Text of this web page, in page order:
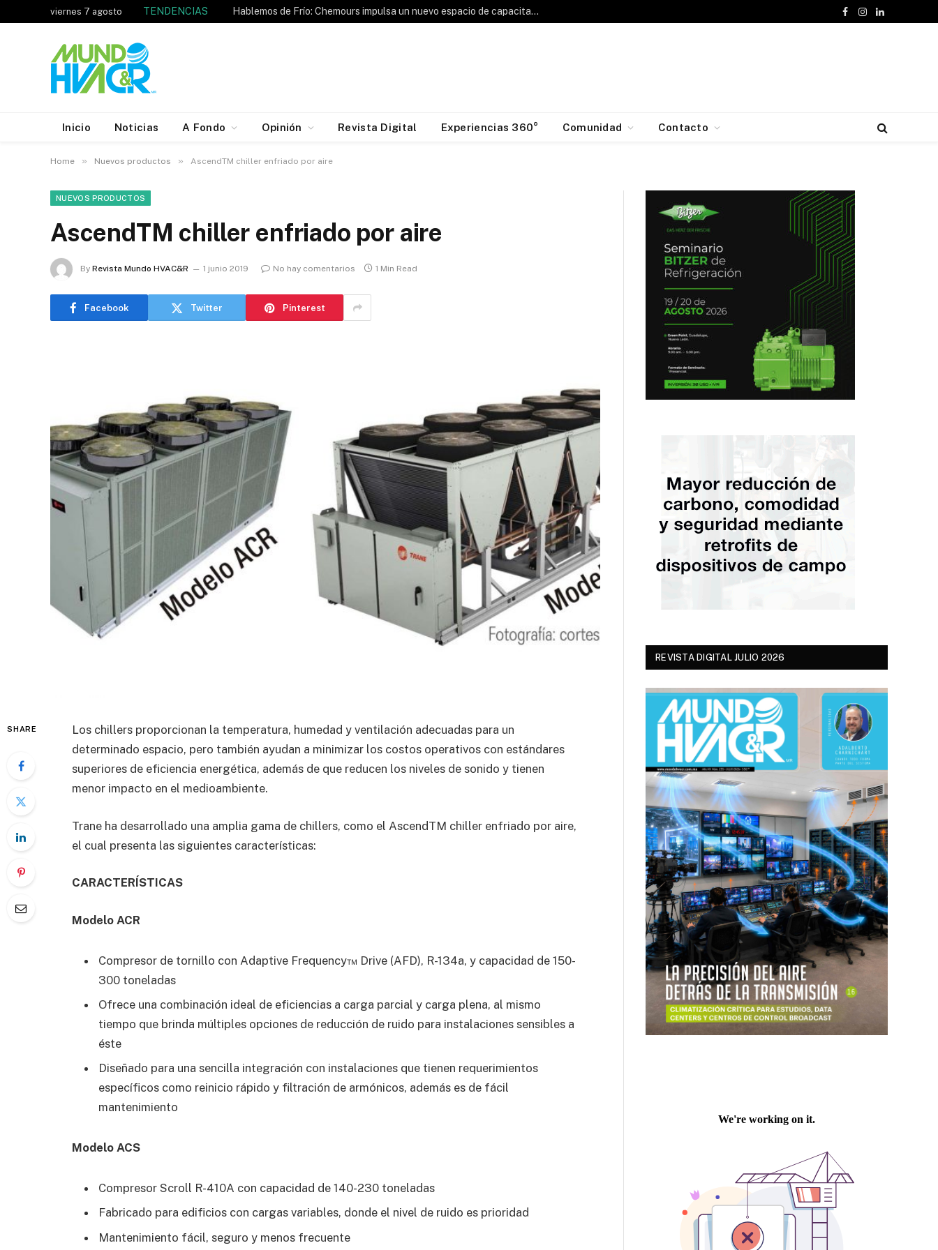
viernes 7 agosto TENDENCIAS Hablemos de Frío: Chemours impulsa un nuevo espacio de capacitación para la industria HVAC&R
Facebook
Instagram
LinkedIn
Inicio Noticias A Fondo Opinión Revista Digital Experiencias 360° Comunidad Contacto
Home » Nuevos productos » AscendTM chiller enfriado por aire
NUEVOS PRODUCTOS
AscendTM chiller enfriado por aire
By Revista Mundo HVAC&R 1 junio 2019 No hay comentarios 1 Min Read
Facebook Twitter Pinterest
SHARE
Los chillers proporcionan la temperatura, humedad y ventilación adecuadas para un
determinado espacio, pero también ayudan a minimizar los costos operativos con estándares
superiores de eficiencia energética, además de que reducen los niveles de sonido y tienen
menor impacto en el medioambiente.
Trane ha desarrollado una amplia gama de chillers, como el AscendTM chiller enfriado por aire,
el cual presenta las siguientes características:
CARACTERÍSTICAS
Modelo ACR
Compresor de tornillo con Adaptive Frequency™ Drive (AFD), R-134a, y capacidad de 150-
300 toneladas
Ofrece una combinación ideal de eficiencias a carga parcial y carga plena, al mismo
tiempo que brinda múltiples opciones de reducción de ruido para instalaciones sensibles a
éste
Diseñado para una sencilla integración con instalaciones que tienen requerimientos
específicos como reinicio rápido y filtración de armónicos, además es de fácil
mantenimiento
Modelo ACS
Compresor Scroll R-410A con capacidad de 140-230 toneladas
Fabricado para edificios con cargas variables, donde el nivel de ruido es prioridad
Mantenimiento fácil, seguro y menos frecuente
REVISTA DIGITAL JULIO 2026